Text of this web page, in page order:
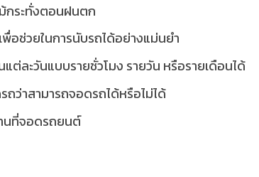
กระทั่งตอนฝนตก
อช่วยในการนับรถได้อย่างแม่นยำ
ต่ละวันแบบรายชั่วโมง รายวัน หรือรายเดือนได้
ว่าสามารถจอดรถได้หรือไม่ได้
นที่จอดรถยนต์